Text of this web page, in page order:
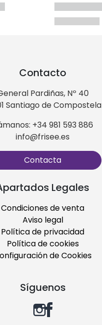
Contacto
Pardiñas, Nº 40
Santiago de Compostela
+34 981 593 886
info@frisee.es
Contacta
Legales
Condiciones de venta
Aviso legal
Política de privacidad
Política de cookies
de Cookies
Síguenos